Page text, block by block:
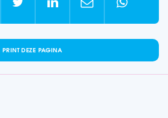
PRINT DEZE PAGINA